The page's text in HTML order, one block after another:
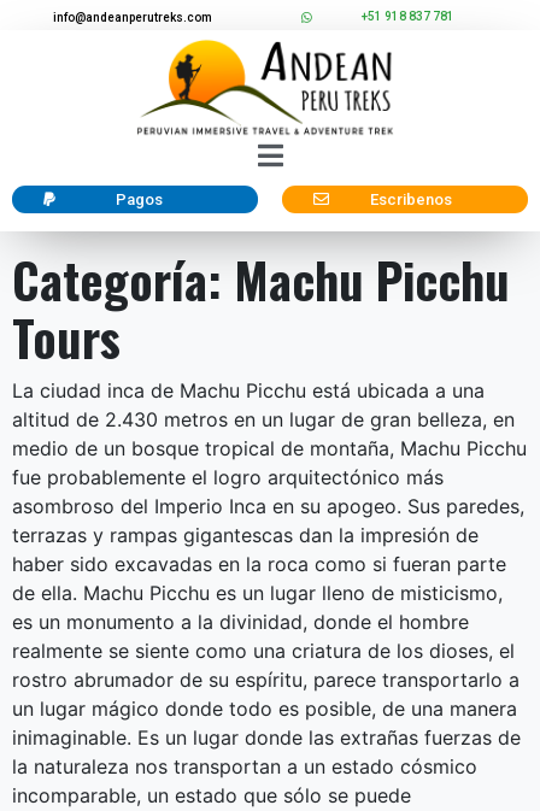
info@andeanperutreks.com +51 918 837 781
Pagos Escribenos
Categoría: Machu Picchu
Tours
La ciudad inca de Machu Picchu está ubicada a una
altitud de 2.430 metros en un lugar de gran belleza, en
medio de un bosque tropical de montaña, Machu Picchu
fue probablemente el logro arquitectónico más
asombroso del Imperio Inca en su apogeo. Sus paredes,
terrazas y rampas gigantescas dan la impresión de
haber sido excavadas en la roca como si fueran parte
de ella. Machu Picchu es un lugar lleno de misticismo,
es un monumento a la divinidad, donde el hombre
realmente se siente como una criatura de los dioses, el
rostro abrumador de su espíritu, parece transportarlo a
un lugar mágico donde todo es posible, de una manera
inimaginable. Es un lugar donde las extrañas fuerzas de
la naturaleza nos transportan a un estado cósmico
incomparable, un estado que sólo se puede